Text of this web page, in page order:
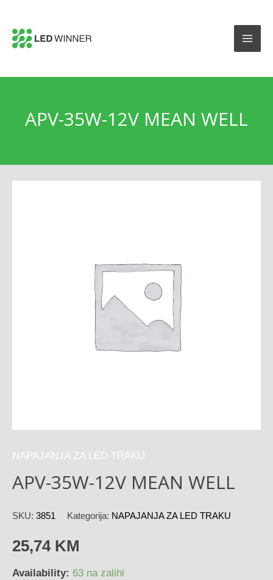
APV-35W-12V MEAN WELL
NAPAJANJA ZA LED TRAKU
APV-35W-12V MEAN WELL
SKU: 3851 Kategorija: NAPAJANJA ZA LED TRAKU
25,74 KM
Availability: 63 na zalihi